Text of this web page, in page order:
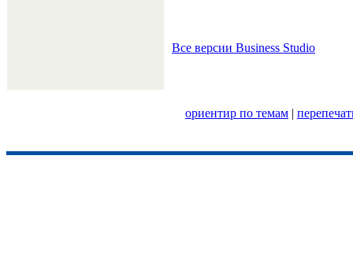
Все версии Business Studio
ориентир по темам |